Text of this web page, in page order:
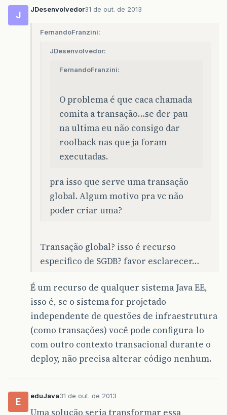
J
JDesenvolvedor31 de out. de 2013
FernandoFranzini:
JDesenvolvedor:
FernandoFranzini:
O problema é que caca chamada
comita a transação…se der pau
na ultima eu não consigo dar
roolback nas que ja foram
executadas.
pra isso que serve uma transação
global. Algum motivo pra vc não
poder criar uma?
Transação global? isso é recurso
especifico de SGDB? favor esclarecer…
É um recurso de qualquer sistema Java EE,
isso é, se o sistema for projetado
independente de questões de infraestrutura
(como transações) você pode configura-lo
com outro contexto transacional durante o
deploy, não precisa alterar código nenhum.
E
eduJava31 de out. de 2013